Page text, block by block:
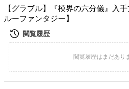
【グラブル】『模界の六分儀』入
ルーファンタジー】